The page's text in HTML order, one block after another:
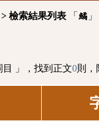
檢索結果列表 「 鱊 」
目 」，找到正文0則，